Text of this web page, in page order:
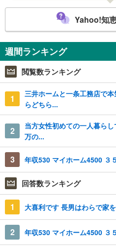
Yahoo!知
週間ランキング
閲覧数ランキング
1
三井ホームと一条工務店で
らどちら...
2
当方女性初めての一人暮ら
万の...
3 年収530 マイホーム4500 ３
回答数ランキング
1 大喜利です 長男はわらで家
2 年収530 マイホーム4500 ３